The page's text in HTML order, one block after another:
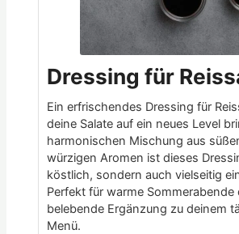
Dressing für
Ein erfrischendes Dressing für
deine Salate auf ein neues Level
harmonischen Mischung aus
würzigen Aromen ist dieses
köstlich, sondern auch vielseitig
Perfekt für warme Sommerabende
belebende Ergänzung zu deinem
Menü.